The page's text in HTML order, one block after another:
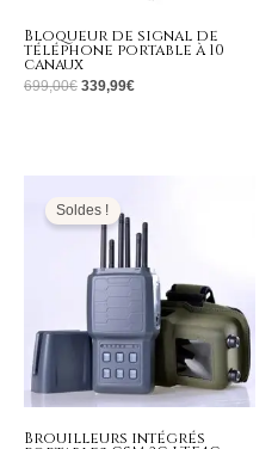
Bloqueur de signal de
téléphone portable à 10
canaux
699,00€ 339,99€
Soldes !
Brouilleurs intégrés
initial
était :
799,00€.
est :
359,99€.